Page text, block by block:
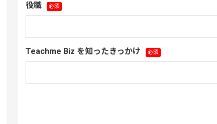
役職
Teachme Biz を知ったきっかけ